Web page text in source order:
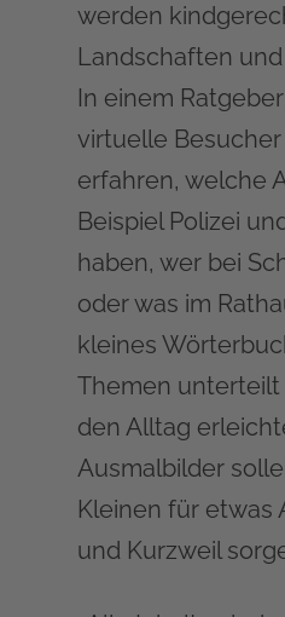
werden
Landschaften
In einem
virtuelle
erfahren, welche
Beispiel Polizei
haben, wer bei
oder was im
kleines
Themen unterteilt
den Alltag
Ausmalbilder
Kleinen für etwas
und Kurzweil